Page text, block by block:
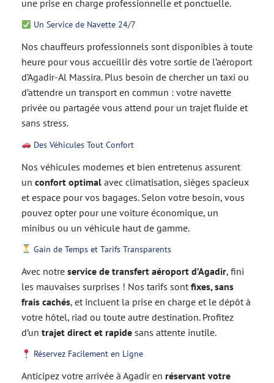
une prise en charge professionnelle et ponctuelle.
Un Service de Navette 24/7
Nos chauffeurs professionnels sont disponibles à toute
heure pour vous accueillir dès votre sortie de l’aéroport
d’Agadir-Al Massira. Plus besoin de chercher un taxi ou
d’attendre un transport en commun : votre navette
privée ou partagée vous attend pour un trajet fluide et
sans stress.
Des Véhicules Tout Confort
Nos véhicules modernes et bien entretenus assurent
un confort optimal avec climatisation, sièges spacieux
et espace pour vos bagages. Selon votre besoin, vous
pouvez opter pour une voiture économique, un
minibus ou un véhicule haut de gamme.
Gain de Temps et Tarifs Transparents
Avec notre service de transfert aéroport d’Agadir, fini
les mauvaises surprises ! Nos tarifs sontfixes, sans
frais cachés, et incluent la prise en charge et le dépôt à
votre hôtel, riad ou toute autre destination. Profitez
d’un trajet direct et rapide sans attente inutile.
Réservez Facilement en Ligne
Anticipez votre arrivée à Agadir en réservant votre